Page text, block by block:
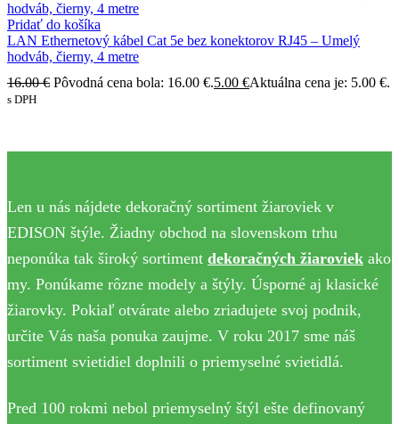
Pridať do košíka
LAN Ethernetový kábel Cat 5e bez konektorov RJ45 – Umelý
hodváb, čierny, 4 metre
16.00€ Pôvodná cena bola: 16.00 €.5.00 €Aktuálna cena je: 5.00 €.
s DPH
Len u nás nájdete dekoračný sortiment žiaroviek v
EDISON štýle. Žiadny obchod na slovenskom trhu
neponúka tak široký sortiment dekoračných žiaroviek ako
my. Ponúkame rôzne modely a štýly. Úsporné aj klasické
žiarovky. Pokiaľ otvárate alebo zriadujete svoj podnik,
určite Vás naša ponuka zaujme. V roku 2017 sme náš
sortiment svietidiel doplnili o priemyselné svietidlá.
Pred 100 rokmi nebol priemyselný štýl ešte definovaný